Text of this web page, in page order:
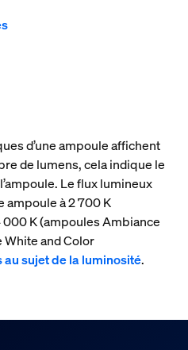
d’une ampoule affichent
de lumens, cela indique le
Le flux lumineux
ampoule à 2 700 K
K (ampoules Ambiance
and Color
au sujet de la luminosité.